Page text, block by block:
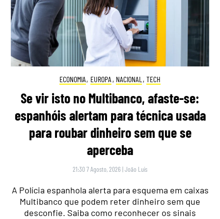
ECONOMIA, EUROPA , NACIONAL , TECH
Se vir isto no Multibanco, afaste-se:
espanhóis alertam para técnica usada
para roubar dinheiro sem que se
aperceba
21:30 7 Agosto, 2026 |João Luís
A Polícia espanhola alerta para esquema em caixas
Multibanco que podem reter dinheiro sem que
desconfie. Saiba como reconhecer os sinais